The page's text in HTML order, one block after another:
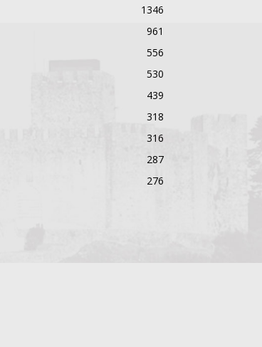
1346
961
556
530
439
318
316
287
276